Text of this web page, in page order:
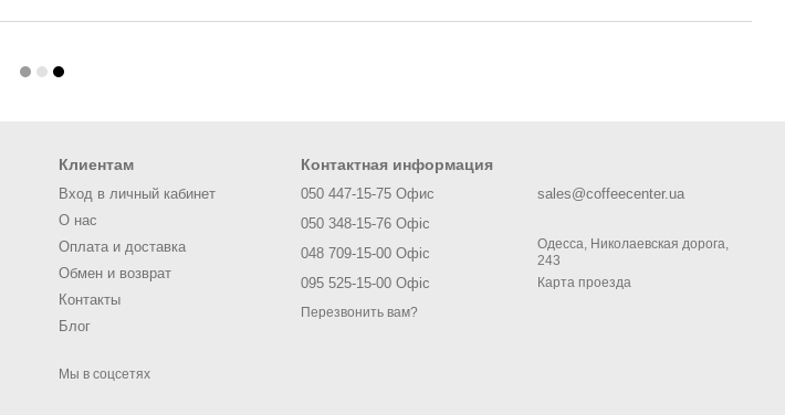
Клиентам
Вход в личный кабинет
О нас
Оплата и доставка
Обмен и возврат
Контакты
Блог
Мы в соцсетях
Контактная информация
050 447-15-75 Офис
050 348-15-76 Офіс
048 709-15-00 Офіс
095 525-15-00 Офіс
Перезвонить вам?
sales@coffeecenter.ua
Одесса, Николаевская дорога,
243
Карта проезда